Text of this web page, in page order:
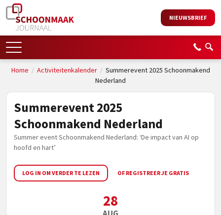
NIEUWSBRIEF
Home / Activiteitenkalender/ Summerevent 2025 Schoonmakend
Nederland
Summerevent 2025
Schoonmakend Nederland
Summer event Schoonmakend Nederland: ‘De impact van AI op
hoofd en hart’
LOG IN OM VERDER TE LEZEN OF REGISTREER JE GRATIS
28